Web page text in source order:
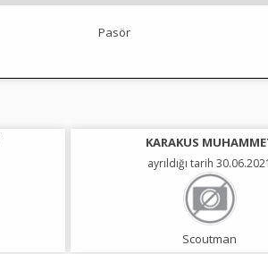
Pasör
KARAKUS
ayrıldığı tarih 30.06.2021
Scoutman